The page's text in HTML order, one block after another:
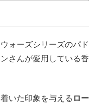
ォーズシリーズのパド
さんが愛用している香
いた印象を与える ロー